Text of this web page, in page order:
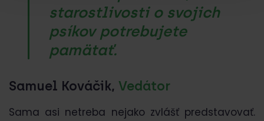
starostlivosti o svojich
psíkov potrebujete
pamätať.
Samuel Kováčik, Vedátor
Sama asi netreba nejako zvlášť predstavovať.